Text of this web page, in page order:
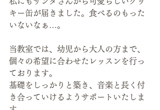
キー缶が届きました。食べるのもった
いないなぁ…。
当教室では、幼児から大人の方まで、
個々の希望に合わせたレッスンを行っ
ております。
基礎をしっかりと築き、音楽と長く付
き合っていけるようサポートいたしま